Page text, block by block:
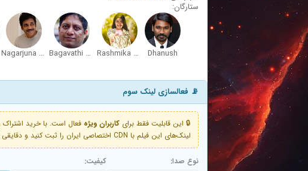
ستارگان:
Dhanush
Rashmika Mandanna
Bagavathi Perumal
Nagarjuna Akkineni
📡 فعالسازی لینک سوم
🔒 این قابلیت فقط برای کاربران ویژه
لینک‌های این فیلم با CDN اختصاصی ایران را ثبت کنید و دقایقی بعد به لینک سوم آن دسترسی خواهید داشت
نوع صدا: کیفیت: